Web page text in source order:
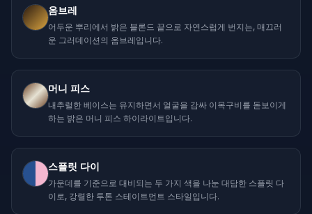
옴브레
어두운 뿌리에서 밝은 블론드 끝으로 자연스럽게 번지는, 매끄러
운 그러데이션의 옴브레입니다.
머니 피스
내추럴한 베이스는 유지하면서 얼굴을 감싸 이목구비를 돋보이게
하는 밝은 머니 피스 하이라이트입니다.
스플릿 다이
가운데를 기준으로 대비되는 두 가지 색을 나눈 대담한 스플릿 다
이로, 강렬한 투톤 스테이트먼트 스타일입니다.